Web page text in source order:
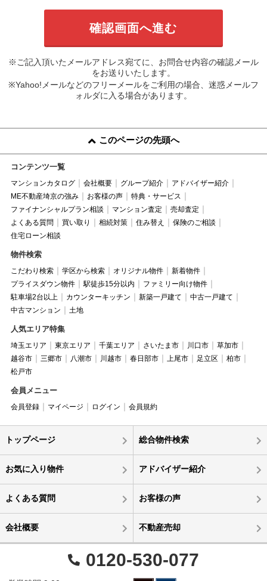
※ご記入頂いたメールアドレス宛てに、お問合せ内容の確認メール
をお送りいたします。
※Yahoo!メールなどのフリーメールをご利用の場合、迷惑メールフ
ォルダに入る場合があります。
このページの先頭へ
コンテンツ一覧
マンションカタログ 会社概要 グループ紹介
アドバイザー紹介
ME不動産埼京の強み
お客様の声
特典・サービス
ファイナンシャルプラン相談
マンション査定
売却査定
よくある質問
買い取り 相続対策 住み替え
保険のご相談
住宅ローン相談
物件検索
こだわり検索 学区から検索 オリジナル物件
新着物件
プライスダウン物件
駅徒歩15分以内
ファミリー向け物件
駐車場2台以上
カウンターキッチン 新築一戸建て
中古一戸建て
中古マンション
土地
人気エリア特集
埼玉エリア 東京エリア 千葉エリア さいたま市 川口市
草加市
越谷市
三郷市 八潮市 川越市 春日部市 上尾市 足立区
柏市
松戸市
会員メニュー
会員登録 マイページ ログイン 会員規約
トップページ 総合物件検索
お気に入り物件 アドバイザー紹介
よくある質問 お客様の声
会社概要 不動産売却
0120-530-077